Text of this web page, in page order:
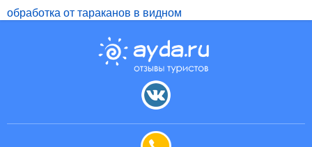
обработка от тараканов в видном